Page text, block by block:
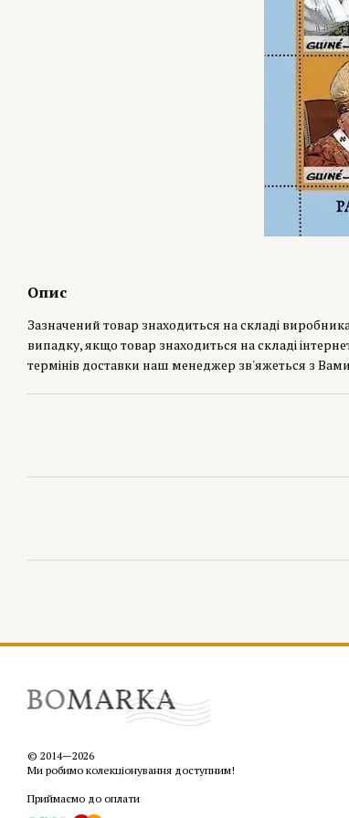
Опис
Зазначений товар знаходиться на складі
випадку, якщо товар знаходиться на складі
термінів доставки наш менеджер зв'яжеться з
© 2014—2026
Ми робимо колекціонування доступним!
Приймаємо до оплати